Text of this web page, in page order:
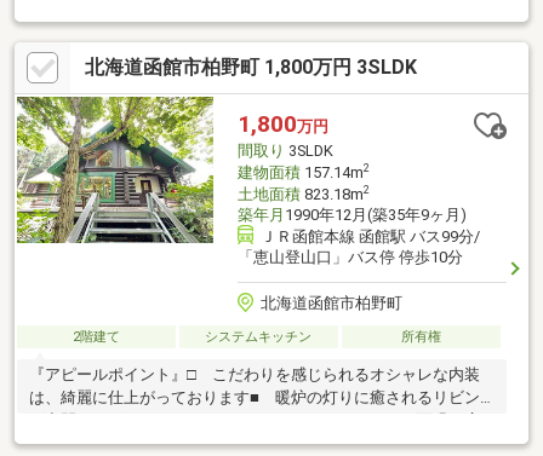
もすっきり整理できます。 周辺にはスーパー・コンビニ・小学校
など生活施設が充実。 南東向きで日当たり良好◎11m公道に面
し、開放感のある立地。嬉しいカーポート付き駐車場！
北海道函館市柏野町 1,800万円 3SLDK
1,800万円
間取り 3SLDK
建物面積157.14m2
土地面積823.18m2
築年月 1990年12月(築35年9ヶ月)
ＪＲ函館本線 函館駅 バス99分/
「恵山登山口」バス停 停歩10分
北海道函館市柏野町
2階建て システムキッチン 所有権
『アピールポイント』□ こだわりを感じられるオシャレな内装
は、綺麗に仕上がっております■ 暖炉の灯りに癒されるリビン
がる広大な敷地なので、DIYでモノづくりを楽しんだり、家庭菜園